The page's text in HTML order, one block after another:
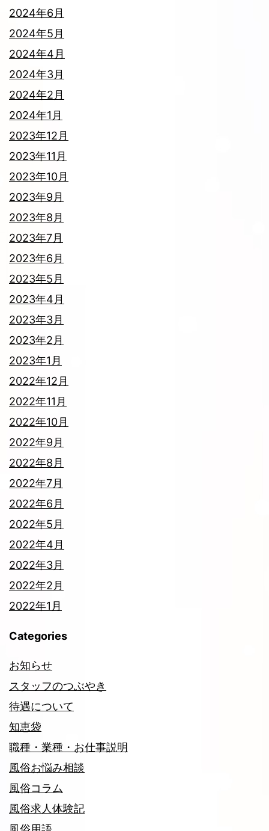
2024年6月
2024年5月
2024年4月
2024年3月
2024年2月
2024年1月
2023年12月
2023年11月
2023年10月
2023年9月
2023年8月
2023年7月
2023年6月
2023年5月
2023年4月
2023年3月
2023年2月
2023年1月
2022年12月
2022年11月
2022年10月
2022年9月
2022年8月
2022年7月
2022年6月
2022年5月
2022年4月
2022年3月
2022年2月
2022年1月
Categories
お知らせ
スタッフのつぶやき
待遇について
知恵袋
職種・業種・お仕事説明
風俗お悩み相談
風俗コラム
風俗求人体験記